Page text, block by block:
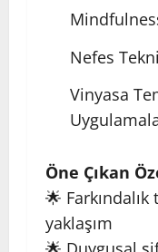
Nefes
Vinyasa
Öne Çıkan
🌟
yaklaşım